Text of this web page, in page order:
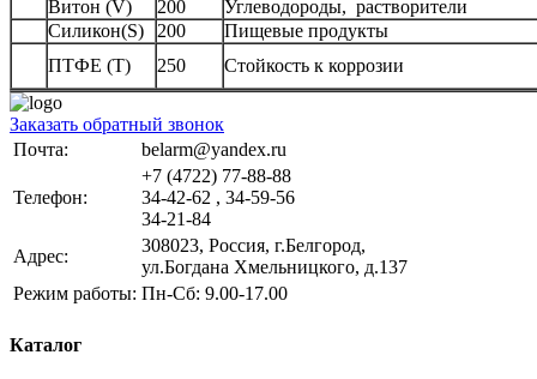
Витон (V)
200
Углеводороды, растворители
Силикон(S)
200
Пищевые продукты
ПТФЕ (Т)
250 Стойкость к коррозии
Заказать обратный звонок
Почта:
belarm@yandex.ru
Телефон:
+7 (4722) 77-88-88
34-42-62 , 34-59-56
34-21-84
Адрес:
308023, Россия, г.Белгород,
ул.Богдана Хмельницкого, д.137
Режим работы: Пн-Сб: 9.00-17.00
Каталог